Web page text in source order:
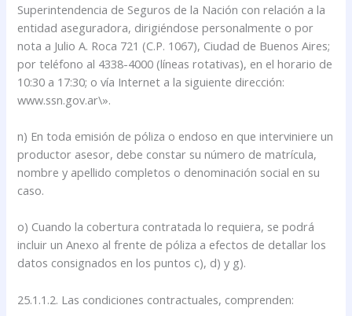
Superintendencia de Seguros de la Nación con relación a la
entidad aseguradora, dirigiéndose personalmente o por
nota a Julio A. Roca 721 (C.P. 1067), Ciudad de Buenos Aires;
por teléfono al 4338-4000 (líneas rotativas), en el horario de
10:30 a 17:30; o vía Internet a la siguiente dirección:
www.ssn.gov.ar\».
n) En toda emisión de póliza o endoso en que interviniere un
productor asesor, debe constar su número de matrícula,
nombre y apellido completos o denominación social en su
caso.
o) Cuando la cobertura contratada lo requiera, se podrá
incluir un Anexo al frente de póliza a efectos de detallar los
datos consignados en los puntos c), d) y g).
25.1.1.2. Las condiciones contractuales, comprenden: